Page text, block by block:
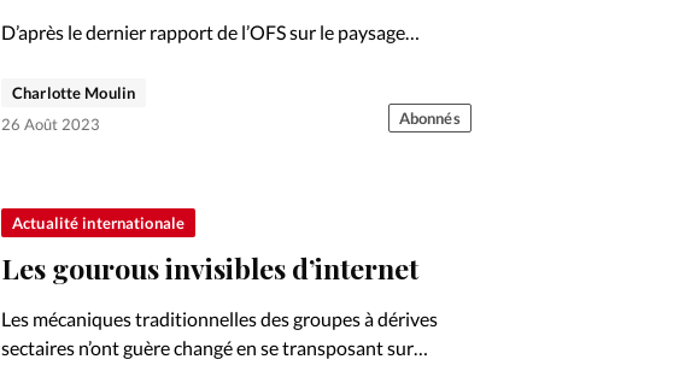
D’après le dernier rapport de l’OFS sur le paysage
aucune appartenance religieuse. Contrastes.
Charlotte Moulin
26 Août 2023
Abonnés
Actualité internationale
Les gourous invisibles d’internet
Les mécaniques traditionnelles des groupes à dérives
sectaires n’ont guère changé en se transposant sur